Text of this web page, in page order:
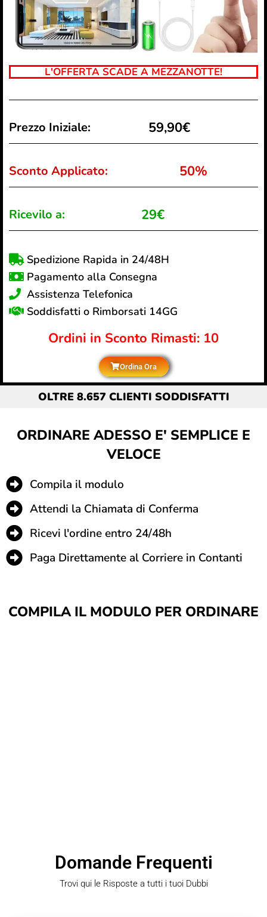
L'OFFERTA SCADE A MEZZANOTTE!
Prezzo Iniziale: 59,90€
Sconto Applicato: 50%
Ricevilo a: 29€
Spedizione Rapida in 24/48H
Pagamento alla Consegna
Assistenza Telefonica
Soddisfatti o Rimborsati 14GG
Ordini in Sconto Rimasti: 10
Ordina Ora
OLTRE 8.657 CLIENTI SODDISFATTI
ORDINARE ADESSO E' SEMPLICE E
VELOCE
Compila il modulo
Attendi la Chiamata di Conferma
Ricevi l'ordine entro 24/48h
Paga Direttamente al Corriere in Contanti
COMPILA IL MODULO PER ORDINARE
Domande Frequenti
Trovi qui le Risposte a tutti i tuoi Dubbi